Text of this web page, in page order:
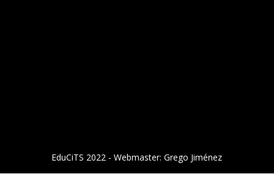
EduCiTS 2022 - Webmaster: Grego Jiménez